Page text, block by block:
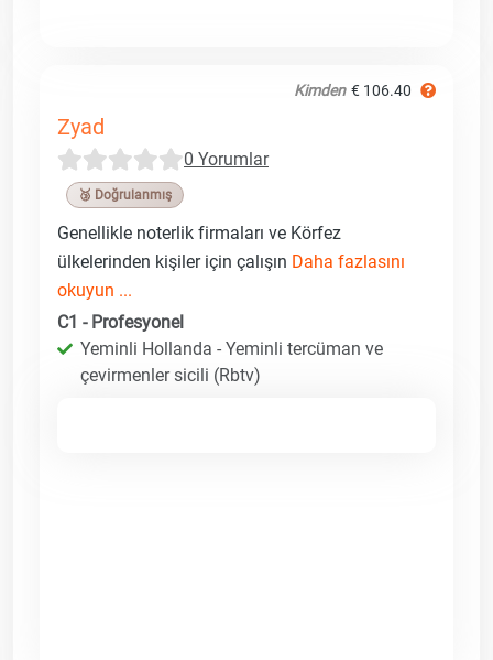
Kimden € 106.40
Zyad
0 Yorumlar
🥉 Doğrulanmış
Genellikle noterlik firmaları ve Körfez
ülkelerinden kişiler için çalışın Daha fazlasını
okuyun ...
C1 - Profesyonel
Yeminli Hollanda - Yeminli tercüman ve
çevirmenler sicili (Rbtv)